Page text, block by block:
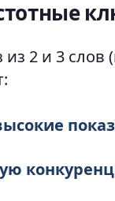
из 2 и 3